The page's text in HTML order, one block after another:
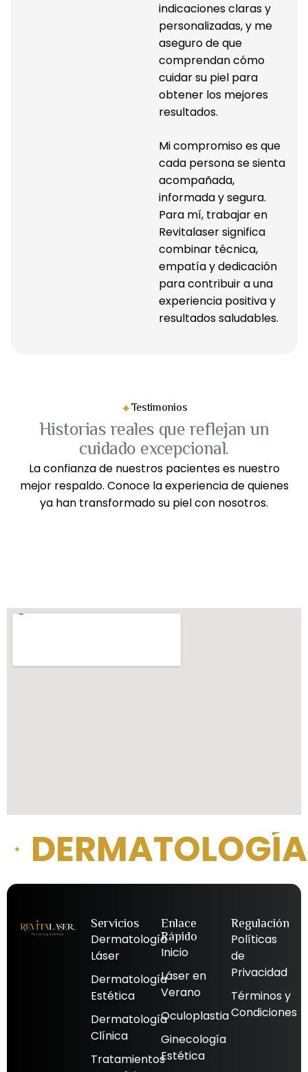
indicaciones claras y
personalizadas, y me
aseguro de que
comprendan cómo
cuidar su piel para
obtener los mejores
resultados.
Mi compromiso es que
cada persona se sienta
acompañada,
informada y segura.
Para mí, trabajar en
Revitalaser significa
combinar técnica,
empatía y dedicación
para contribuir a una
experiencia positiva y
resultados saludables.
Testimonios
Historias reales que reflejan un
cuidado excepcional.
La confianza de nuestros pacientes es nuestro
mejor respaldo. Conoce la experiencia de quienes
ya han transformado su piel con nosotros.
Servicios
Dermatología
Láser
Dermatología
Estética
Dermatología
Clínica
Tratamientos
Enlace
Rápido
Inicio
Láser en
Verano
Oculoplastia
Ginecología
Estética
Regulación
Políticas
de
Privacidad
Términos y
Condiciones